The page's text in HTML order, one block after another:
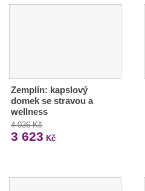
Zemplín: kapslový
domek se stravou a
wellness
4 036 Kč
3 623 Kč